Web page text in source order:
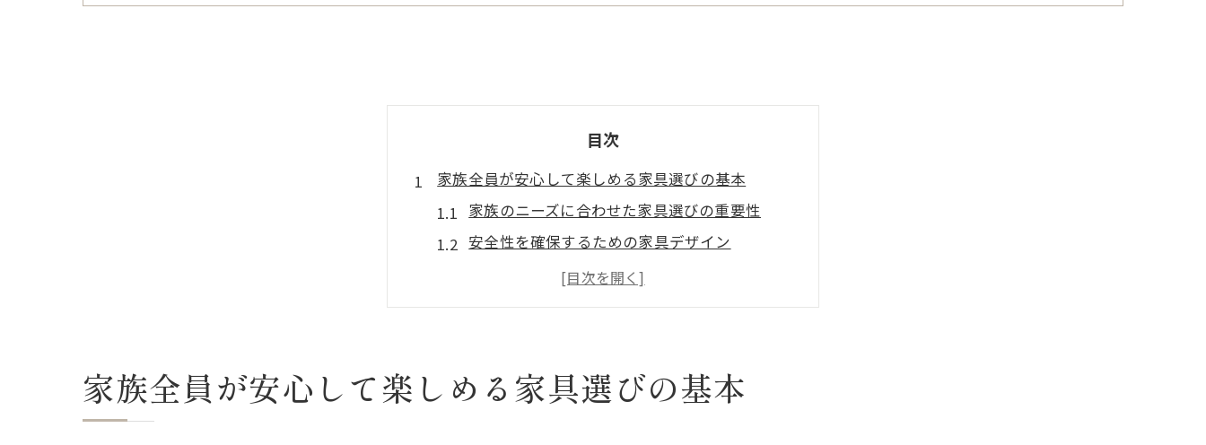
目次
家族全員が安心して楽しめる家具選びの基本
家族のニーズに合わせた家具選びの重要性
安全性を確保するための家具デザイン
耐久性がもたらす長期的なメリット
家族構成に応じた家具の選び方
耐久性とデザイン性を両立した魅力的な家具とは
家族全員が安心して楽しめる家具選びの基本